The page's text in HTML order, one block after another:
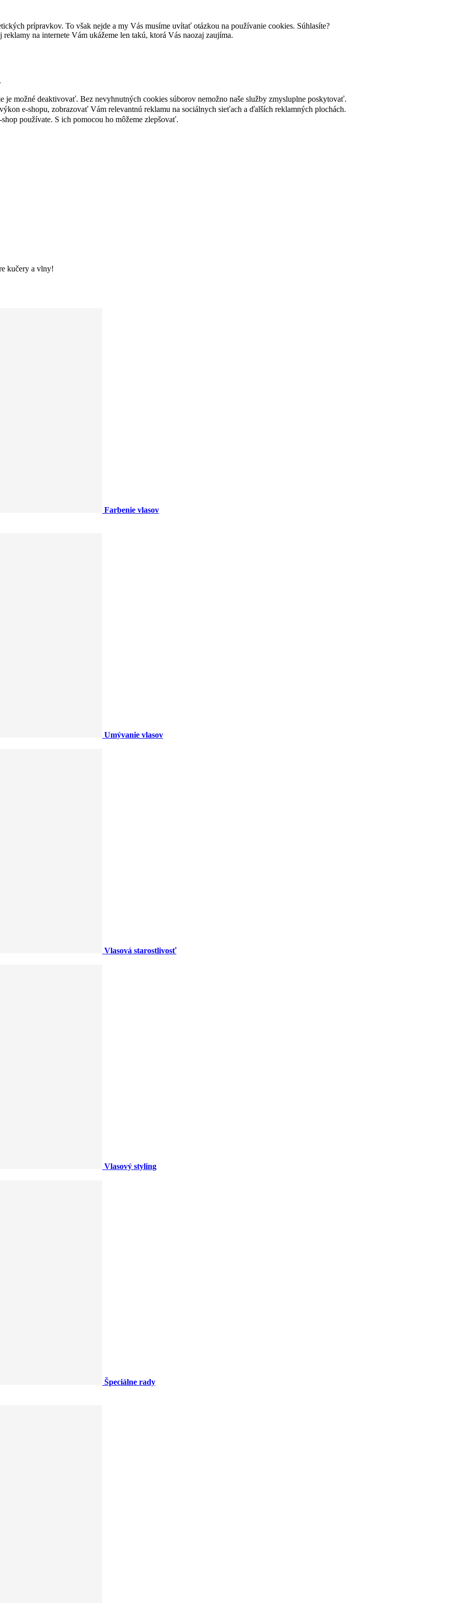
prípravkov. To však nejde a my Vás musíme uvítať otázkou na používanie cookies. Súhlasíte?
na internete Vám ukážeme len takú, ktorá Vás naozaj zaujíma.
je možné deaktivovať. Bez nevyhnutných cookies súborov nemožno naše služby zmysluplne poskytovať.
e-shopu, zobrazovať Vám relevantnú reklamu na sociálnych sieťach a ďalších reklamných plochách.
používate. S ich pomocou ho môžeme zlepšovať.
kučery a vlny!
Farbenie vlasov
Umývanie vlasov
Vlasová starostlivosť
Vlasový styling
Špeciálne rady